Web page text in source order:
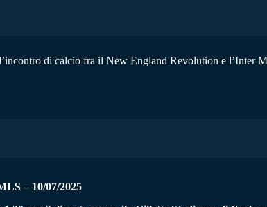
di calcio fra il New England Revolution e l’Inter
– 10/07/2025